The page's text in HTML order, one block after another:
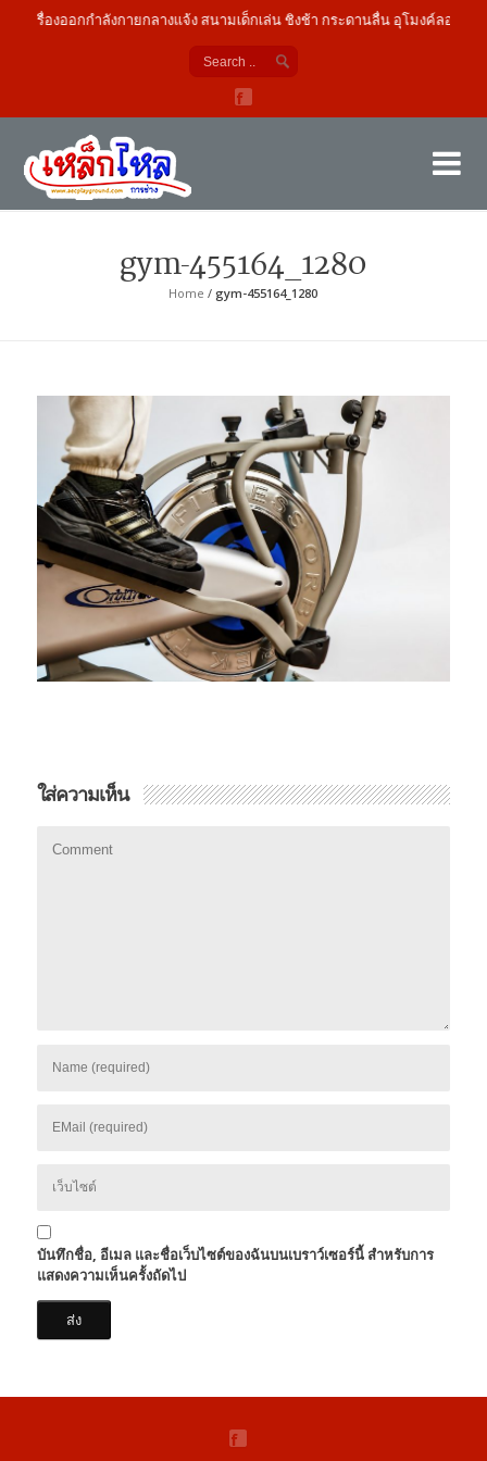
เครื่องออกกำลังกายกลางแจ้ง สนามเด็กเล่น ชิงช้า กระดานลื่น อุโมงค์ลอด
gym-455164_1280
Home /gym-455164_1280
ใส่ความเห็น
บันทึกชื่อ, อีเมล และชื่อเว็บไซต์ของฉันบนเบราว์เซอร์นี้ สำหรับการ
แสดงความเห็นครั้งถัดไป